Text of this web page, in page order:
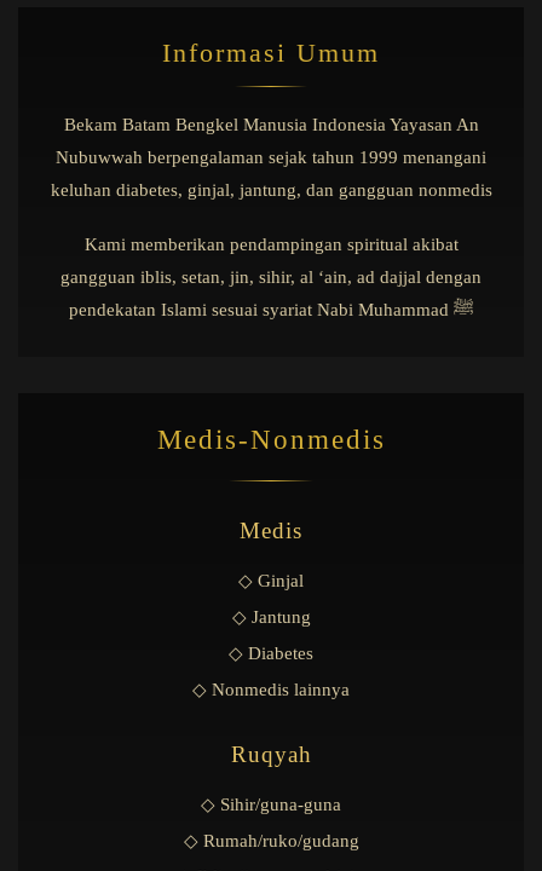
Informasi Umum
Bekam Batam Bengkel Manusia Indonesia Yayasan An
Nubuwwah berpengalaman sejak tahun 1999 menangani
keluhan diabetes, ginjal, jantung, dan gangguan nonmedis
Kami memberikan pendampingan spiritual akibat
gangguan iblis, setan, jin, sihir, al ‘ain, ad dajjal dengan
pendekatan Islami sesuai syariat Nabi Muhammad ﷺ
Medis-Nonmedis
Medis
◇ Ginjal
◇ Jantung
◇ Diabetes
◇ Nonmedis lainnya
Ruqyah
◇ Sihir/guna-guna
◇ Rumah/ruko/gudang